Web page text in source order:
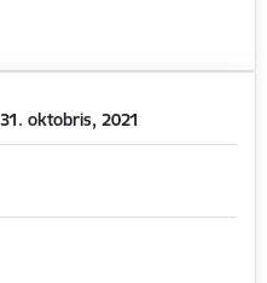
oktobris, 2021